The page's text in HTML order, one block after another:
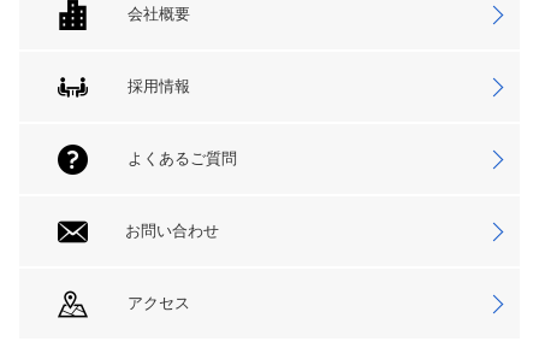
会社概要
採用情報
よくあるご質問
お問い合わせ
アクセス